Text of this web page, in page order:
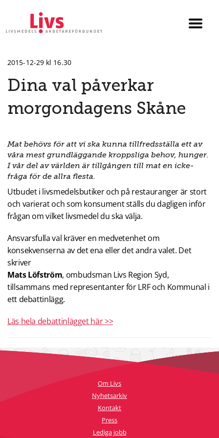
2015-12-29 kl 16.30
Dina val påverkar
morgondagens Skåne
Mat behövs för att vi ska kunna tillfredsställa ett av
våra mest grundläggande kroppsliga behov, hunger.
I vår del av världen är tillgången till mat en icke-
fråga för de allra flesta.
Utbudet i livsmedelsbutiker och på restauranger är stort
och varierat och som konsument ställs du dagligen inför
frågan om vilket livsmedel du ska välja.
Ansvarsfulla val kräver en medvetenhet om
konsekvenserna av det ena eller det andra valet. Det
skriver
Mats Löfström, ombudsman Livs Region Syd,
tillsammans med representanter för LRF och Kommunal i
ett debattinlägg.
Läs hela debattinlägget här >>
Om Livs
Nyhetsarkiv
Kontakt
Press
Lediga jobb